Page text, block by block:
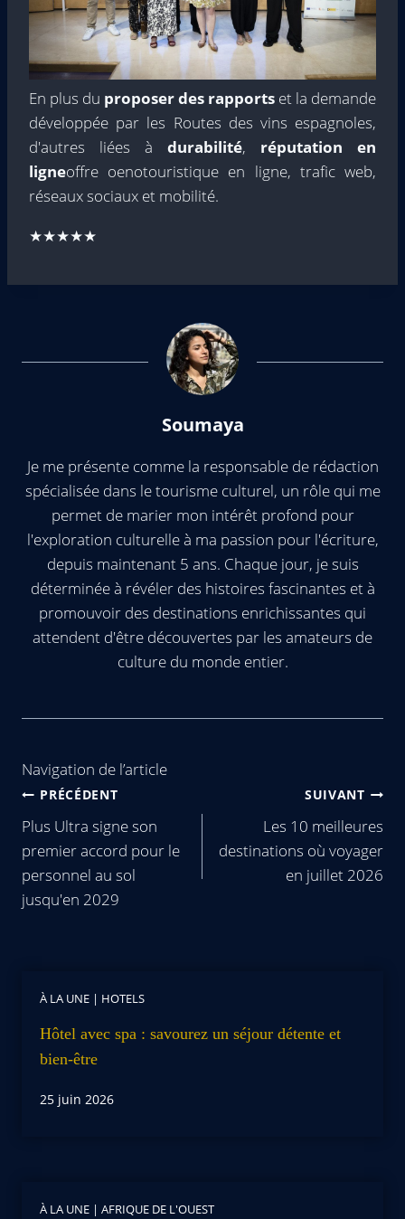
En plus du proposer des rapports et la demande
développée par les Routes des vins espagnoles,
d'autres liées à durabilité, réputation en
ligneoffre oenotouristique en ligne, trafic web,
réseaux sociaux et mobilité.
★★★★★
Soumaya
Je me présente comme la responsable de rédaction
spécialisée dans le tourisme culturel, un rôle qui me
permet de marier mon intérêt profond pour
l'exploration culturelle à ma passion pour l'écriture,
depuis maintenant 5 ans. Chaque jour, je suis
déterminée à révéler des histoires fascinantes et à
promouvoir des destinations enrichissantes qui
attendent d'être découvertes par les amateurs de
culture du monde entier.
Navigation de l’article
PRÉCÉDENT
Plus Ultra signe son
premier accord pour le
personnel au sol
jusqu'en 2029
SUIVANT
Les 10 meilleures
destinations où voyager
en juillet 2026
À LA UNE | HOTELS
Hôtel avec spa : savourez un séjour détente et
bien-être
25 juin 2026
À LA UNE | AFRIQUE DE L'OUEST